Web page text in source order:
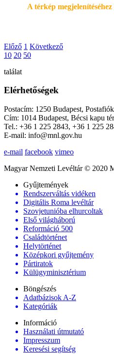
A térkép
Előző 1 Következő
10 20 50
találat
Elérhetőségek
Postacím: 1250 Budapest,
Cím: 1014 Budapest, Bécsi kapu
Tel.: +36 1 225 2843, +36 1 225
E-mail: info@mnl.gov.hu
e-mail facebook vimeo
Magyar Nemzeti Levéltár © 2020
Gyűjtemények
Rendszerváltás vidéken
Digitális Roma levéltár
Szovjetunióba elhurcoltak
Első világháború
Reformáció 500
Családtörténet
Helytörténet
Középkori gyűjtemény
Pártiratok
Külügyminisztérium
Böngészés
Adatbázisok A-Z
Kategóriák
Információ
Használati útmutató
Impresszum
Keresési segítség